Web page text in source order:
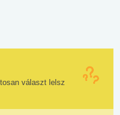
választ lelsz